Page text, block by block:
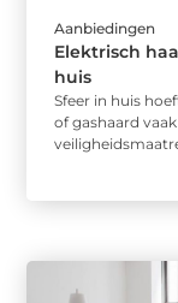
Aanbiedingen
Elektrisch
huis
Sfeer in huis
of gashaard